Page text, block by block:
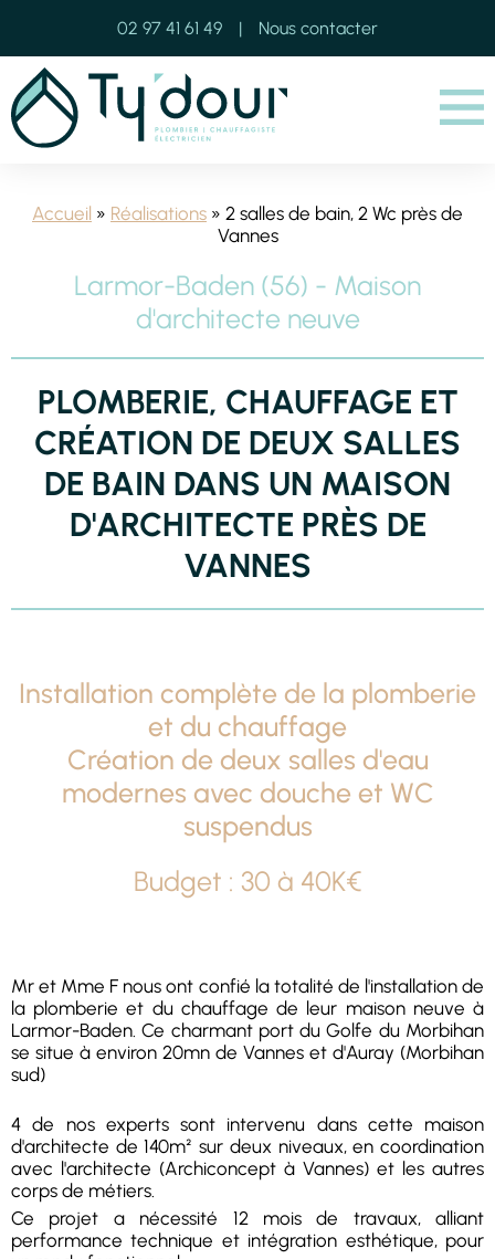
02 97 41 61 49 Nous contacter
Accueil » Réalisations » 2 salles de bain, 2 Wc près de
Vannes
PLOMBERIE, CHAUFFAGE ET
CRÉATION DE DEUX SALLES
DE BAIN DANS UN MAISON
D'ARCHITECTE PRÈS DE
VANNES
Larmor-Baden (56) - Maison
d'architecte neuve
Installation complète de la plomberie
et du chauffage
Création de deux salles d'eau
modernes avec douche et WC
suspendus
Budget : 30 à 40K€
Mr et Mme F nous ont confié la totalité de l'installation de
la plomberie et du chauffage de leur maison neuve à
Larmor-Baden. Ce charmant port du Golfe du Morbihan
se situe à environ 20mn de Vannes et d'Auray (Morbihan
sud)
4 de nos experts sont intervenu dans cette maison
d'architecte de 140m² sur deux niveaux, en coordination
avec l'architecte (Archiconcept à Vannes) et les autres
corps de métiers.
Ce projet a nécessité 12 mois de travaux, alliant
performance technique et intégration esthétique, pour